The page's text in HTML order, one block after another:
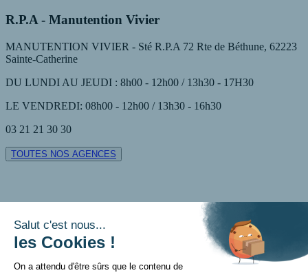
R.P.A - Manutention Vivier
MANUTENTION VIVIER - Sté R.P.A 72 Rte de Béthune, 62223
Sainte-Catherine
DU LUNDI AU JEUDI : 8h00 - 12h00 / 13h30 - 17H30
LE VENDREDI: 08h00 - 12h00 / 13h30 - 16h30
03 21 21 30 30
TOUTES NOS AGENCES